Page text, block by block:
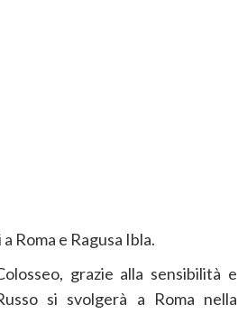
Roma e Ragusa Ibla.
grazie alla sensibilità e
si svolgerà a Roma nella